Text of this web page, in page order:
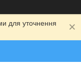
для уточнення